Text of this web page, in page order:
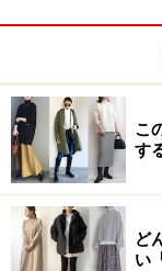
こ
す
ど
い